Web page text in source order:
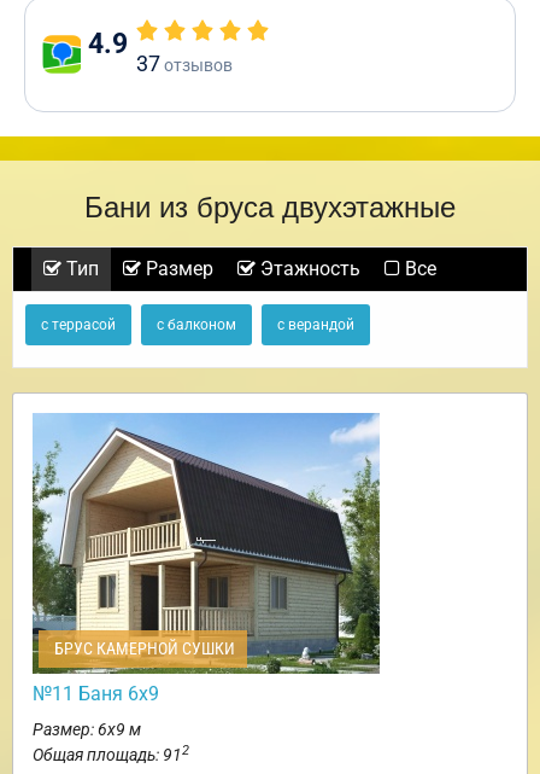
4.9
37отзывов
Бани из бруса двухэтажные
Тип Размер Этажность Все
с террасой с балконом с верандой
БРУС КАМЕРНОЙ СУШКИ
№11 Баня 6х9
Размер: 6х9 м
Общая площадь: 912